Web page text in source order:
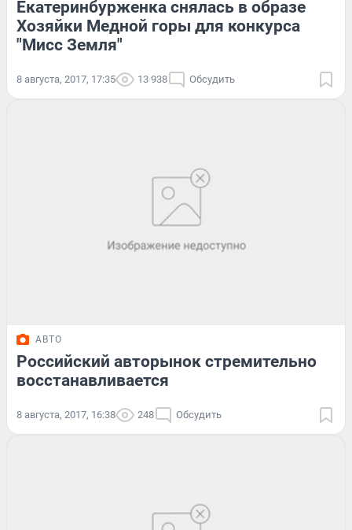
Екатеринбурженка снялась в образе
Хозяйки Медной горы для конкурса
"Мисс Земля"
8 августа, 2017, 17:35 13 938 Обсудить
АВТО
Российский авторынок стремительно
восстанавливается
8 августа, 2017, 16:38 248 Обсудить